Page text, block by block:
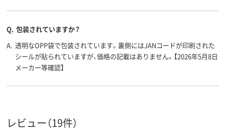
Q. 包装されていますか？
A. 透明なOPP袋で包装されています。裏側にはJANコードが印刷された
シールが貼られていますが、価格の記載はありません。【2026年5月8日
メーカー等確認】
レビュー（19件）